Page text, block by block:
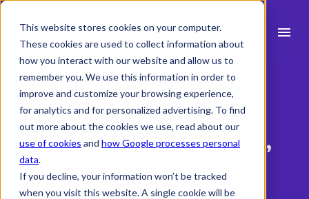
This website stores cookies on your computer.
These cookies are used to collect information about
how you interact with our website and allow us to
remember you. We use this information in order to
improve and customize your browsing experience,
for analytics and for personalized advertising. To find
out more about the cookies we use, read about our
use of cookies and how Google processes personal
data.
If you decline, your information won’t be tracked
when you visit this website. A single cookie will be
menu
Produkt
Brancher
Ressourcer
search
Referencer | 4B Arkitekter
Det var det værktøj,
jeg savnede